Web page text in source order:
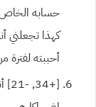
حسابه الخاص
كهذا تجعلني
أحببته
[+34,
-21]